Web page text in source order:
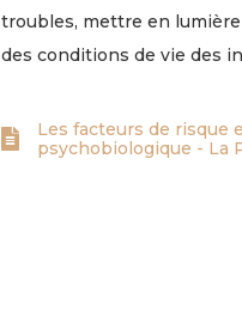
troubles, mettre en
des conditions de vie des
Les facteurs de risque
psychobiologique - La